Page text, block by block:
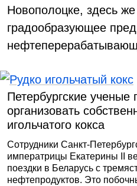
Новополоцке, здесь
градообразующее
Петербургские ученые
организовать
игольчатого кокса
Сотрудники Санкт-
императрицы Екатерины II
поездки в Беларусь с
нефтепродуктов. Это